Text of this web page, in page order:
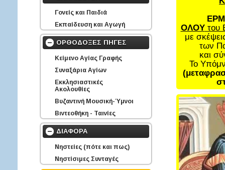
Γονείς και Παιδιά
Εκπαίδευση και Αγωγή
ΟΡΘΟΔΟΞΕΣ ΠΗΓΕΣ
Κείμενο Αγίας Γραφής
Συναξάρια Αγίων
Εκκλησιαστικές
Ακολουθίες
Βυζαντινή Μουσική-Ύμνοι
Βιντεοθήκη - Ταινίες
ΔΙΑΦΟΡΑ
Νηστείες (πότε και πως)
Νηστίσιμες Συνταγές
ΟΛΟΥτου
με
των
και
Το